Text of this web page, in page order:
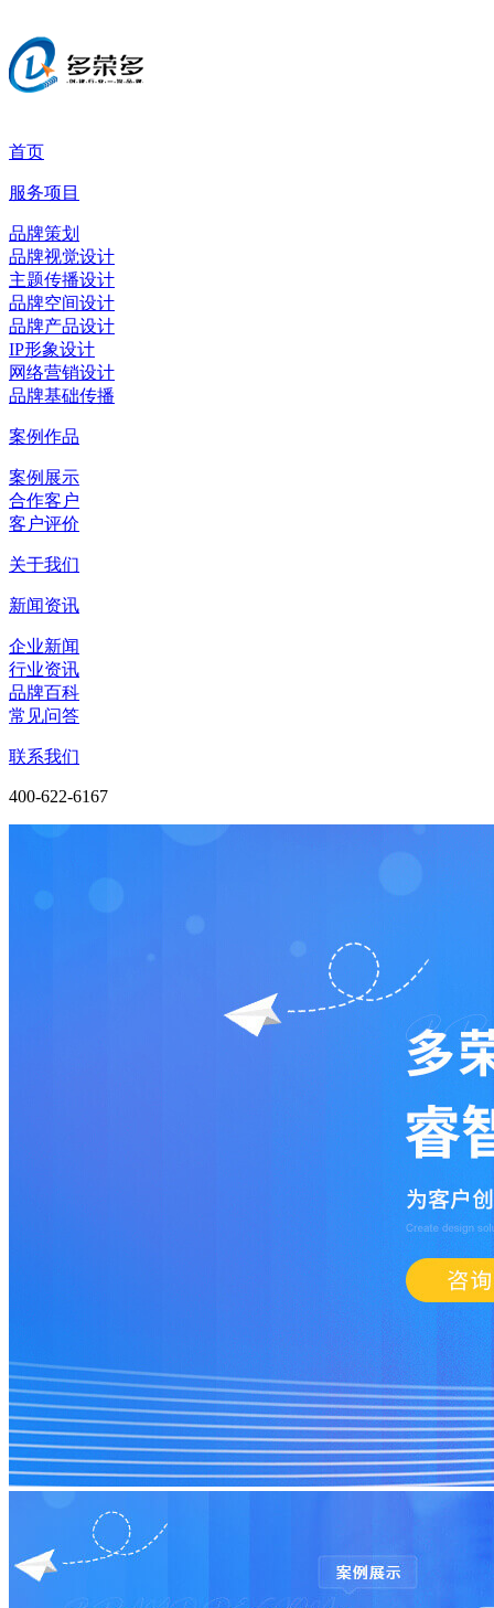
首页
服务项目
品牌策划
品牌视觉设计
主题传播设计
品牌空间设计
品牌产品设计
IP形象设计
网络营销设计
品牌基础传播
案例作品
案例展示
合作客户
客户评价
关于我们
新闻资讯
企业新闻
行业资讯
品牌百科
常见问答
联系我们
400-622-6167